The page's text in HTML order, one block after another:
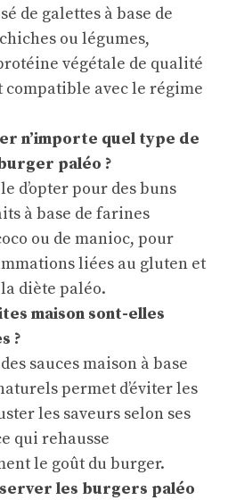
de galettes à base de
ou légumes,
végétale de qualité
compatible avec le régime
n’importe quel type de
paléo ?
d’opter pour des buns
à base de farines
ou de manioc, pour
liées au gluten et
diète paléo.
maison sont-elles
?
sauces maison à base
permet d’éviter les
les saveurs selon ses
qui rehausse
le goût du burger.
les burgers paléo